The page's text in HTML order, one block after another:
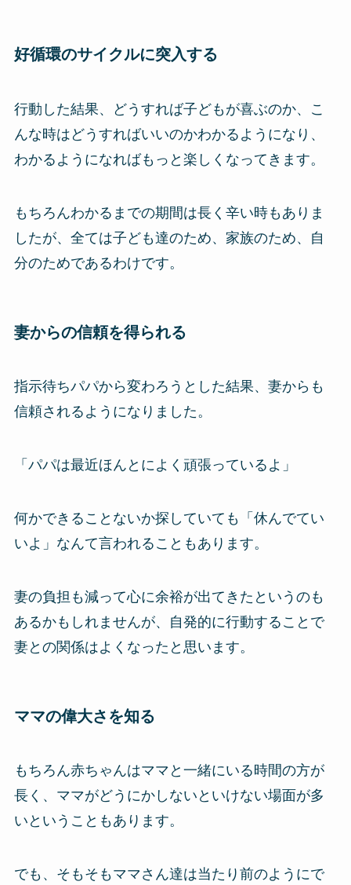
好循環のサイクルに突入する
行動した結果、どうすれば子どもが喜ぶのか、こ
んな時はどうすればいいのかわかるようになり、
わかるようになればもっと楽しくなってきます。
もちろんわかるまでの期間は長く辛い時もありま
したが、全ては子ども達のため、家族のため、自
分のためであるわけです。
妻からの信頼を得られる
指示待ちパパから変わろうとした結果、妻からも
信頼されるようになりました。
「パパは最近ほんとによく頑張っているよ」
何かできることないか探していても「休んでてい
いよ」なんて言われることもあります。
妻の負担も減って心に余裕が出てきたというのも
あるかもしれませんが、自発的に行動することで
妻との関係はよくなったと思います。
ママの偉大さを知る
もちろん赤ちゃんはママと一緒にいる時間の方が
長く、ママがどうにかしないといけない場面が多
いということもあります。
でも、そもそもママさん達は当たり前のようにで